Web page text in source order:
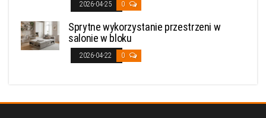
2026-04-25 0
Sprytne wykorzystanie przestrzeni w
salonie w bloku
2026-04-22 0